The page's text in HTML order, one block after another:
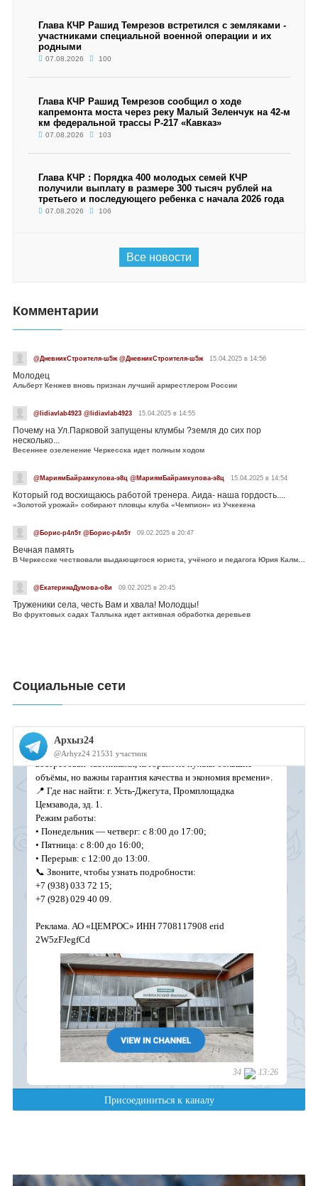
Глава КЧР Рашид Темрезов встретился с земляками -
участниками специальной военной операции и их
родными
07.08.2026 100
Глава КЧР Рашид Темрезов сообщил о ходе
капремонта моста через реку Малый Зеленчук на 42-м
км федеральной трассы Р-217 «Кавказ»
07.08.2026 103
Глава КЧР : Порядка 400 молодых семей КЧР
получили выплату в размере 300 тысяч рублей на
третьего и последующего ребенка с начала 2026 года
07.08.2026 106
Все новости
Комментарии
@ДневникСтроителя-ш5ж @ДневникСтроителя-ш5ж 15.04.2025 в 14:56
Молодец
Альберт Кенжев вновь признан лучший армрестлером России
@lidiavlab4923 @lidiavlab4923 15.04.2025 в 14:55
Почему на Ул.Парковой запущены клумбы ?земля до сих пор
несколько...
Весеннее озеленение Черкесска идет полным ходом
@МариямБайрамкулова-э8ц @МариямБайрамкулова-э8ц 15.04.2025 в 14:54
Который год восхищаюсь работой тренера. Аида- наша гордость....
«Золотой урожай» собирают пловцы клуба «Чемпион» из Учкекена
@Борис-р4л5т @Борис-р4л5т 09.02.2025 в 20:47
Вечная память
В Черкесске чествовали выдающегося юриста, учёного и педагога Юрия Калмыкова
@ЕкатеринаДумова-о8и 09.02.2025 в 20:45
Труженики села, честь Вам и хвала! Молодцы!
Во фруктовых садах Таллыка идет активная обработка деревьев
Социальные сети